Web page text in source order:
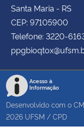
Santa Maria - RS
CEP: 97105900
Telefone: 3220-
Acesso à
Informação
Desenvolvido com o
2026 UFSM / CPD